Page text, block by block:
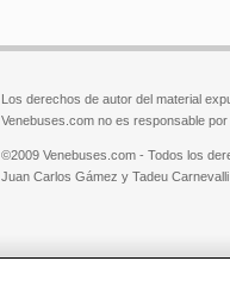
Los derechos de autor del material
Venebuses.com no es responsable
©2009 Venebuses.com - Todos los
Juan Carlos Gámez y Tadeu Carnevalli